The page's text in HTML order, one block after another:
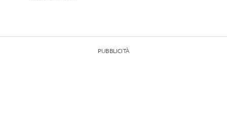
PUBBLICITÀ